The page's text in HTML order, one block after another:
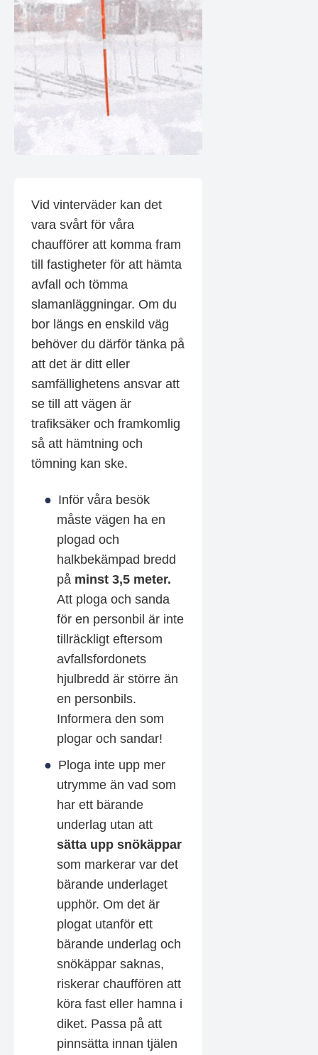
Vid vinterväder kan det
vara svårt för våra
chaufförer att komma fram
till fastigheter för att hämta
avfall och tömma
slamanläggningar. Om du
bor längs en enskild väg
behöver du därför tänka på
att det är ditt eller
samfällighetens ansvar att
se till att vägen är
trafiksäker och framkomlig
så att hämtning och
tömning kan ske.
Inför våra besök
måste vägen ha en
plogad och
halkbekämpad bredd
på minst 3,5 meter.
Att ploga och sanda
för en personbil är inte
tillräckligt eftersom
avfallsfordonets
hjulbredd är större än
en personbils.
Informera den som
plogar och sandar!
Ploga inte upp mer
utrymme än vad som
har ett bärande
underlag utan att
sätta upp snökäppar
som markerar var det
bärande underlaget
upphör. Om det är
plogat utanför ett
bärande underlag och
snökäppar saknas,
riskerar chauffören att
köra fast eller hamna i
diket. Passa på att
pinnsätta innan tjälen